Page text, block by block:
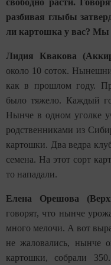
свободно расти.
разбивая глыбы
ли картошка у вас? Мы
Лидия Квакова
около 10 соток.
как в прошлом году.
было тяжело. Каждый
Нынче в одном уголке
родственниками из
картошки. Два ведра
семена. На этот сорт
то нападали.
Елена Орешова
говорят, что нынче
много мелочи. А вот
не жаловались, нынче
картошки, собрали